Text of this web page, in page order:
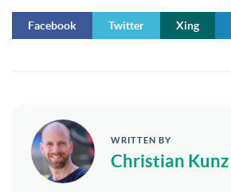
Facebook Twitter Xing
WRITTEN BY
Christian Kunz